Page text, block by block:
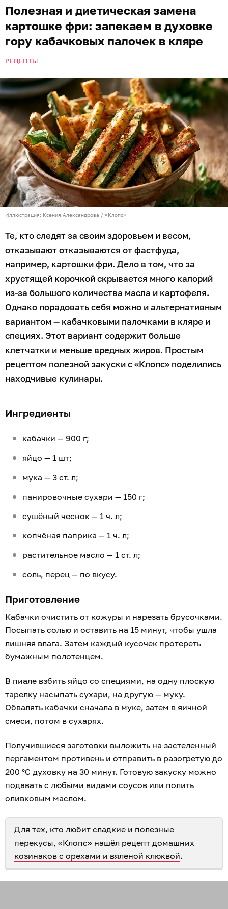
Полезная и диетическая замена
картошке фри: запекаем в духовке
гору кабачковых палочек в кляре
РЕЦЕПТЫ
Иллюстрация: Ксения Александрова / «Клопс»
Те, кто следят за своим здоровьем и весом,
отказывают отказываются от фастфуда,
например, картошки фри. Дело в том, что за
хрустящей корочкой скрывается много калорий
из-за большого количества масла и картофеля.
Однако порадовать себя можно и альтернативным
вариантом — кабачковыми палочками в кляре и
специях. Этот вариант содержит больше
клетчатки и меньше вредных жиров. Простым
рецептом полезной закуски с «Клопс» поделились
находчивые кулинары.
Ингредиенты
кабачки — 900 г;
яйцо — 1 шт;
мука — 3 ст. л;
панировочные сухари — 150 г;
сушёный чеснок — 1 ч. л;
копчёная паприка — 1 ч. л;
растительное масло — 1 ст. л;
соль, перец — по вкусу.
Приготовление
Кабачки очистить от кожуры и нарезать брусочками.
Посыпать солью и оставить на 15 минут, чтобы ушла
лишняя влага. Затем каждый кусочек протереть
бумажным полотенцем.
В пиале взбить яйцо со специями, на одну плоскую
тарелку насыпать сухари, на другую — муку.
Обвалять кабачки сначала в муке, затем в яичной
смеси, потом в сухарях.
Получившиеся заготовки выложить на застеленный
пергаментом противень и отправить в разогретую до
200 °С духовку на 30 минут. Готовую закуску можно
подавать с любыми видами соусов или полить
оливковым маслом.
Для тех, кто любит сладкие и полезные
перекусы, «Клопс» нашёл рецепт домашних
козинаков с орехами и вяленой клюквой.